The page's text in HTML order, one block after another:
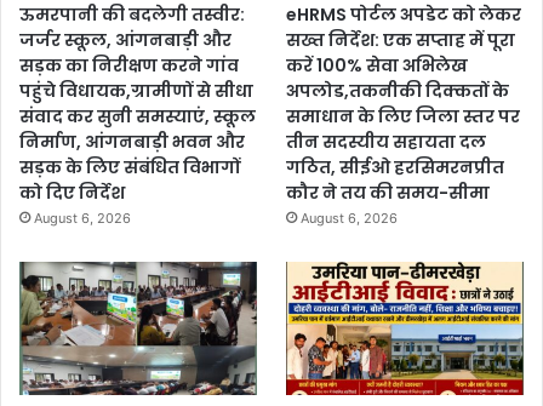
ऊमरपानी की बदलेगी तस्वीर:
जर्जर स्कूल, आंगनबाड़ी और
सड़क का निरीक्षण करने गांव
पहुंचे विधायक,ग्रामीणों से सीधा
संवाद कर सुनी समस्याएं, स्कूल
निर्माण, आंगनबाड़ी भवन और
सड़क के लिए संबंधित विभागों
को दिए निर्देश
August 6, 2026
eHRMS पोर्टल अपडेट को लेकर
सख्त निर्देश: एक सप्ताह में पूरा
करें 100% सेवा अभिलेख
अपलोड,तकनीकी दिक्कतों के
समाधान के लिए जिला स्तर पर
तीन सदस्यीय सहायता दल
गठित, सीईओ हरसिमरनप्रीत
कौर ने तय की समय-सीमा
August 6, 2026